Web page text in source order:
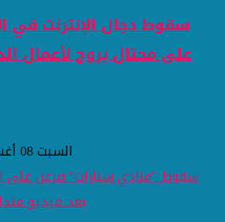
سقوط دجال الإنترنت في
على محتال يروج لأعمال
السبت 08 أغسطس 2026 08:21 مساءً